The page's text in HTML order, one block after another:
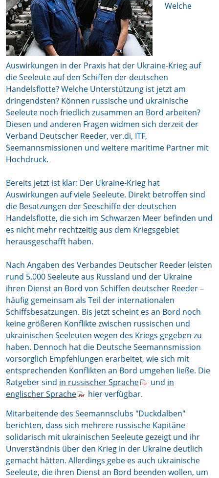
Welche
Auswirkungen in der Praxis hat der Ukraine-Krieg auf
die Seeleute auf den Schiffen der deutschen
Handelsflotte? Welche Unterstützung ist jetzt am
dringendsten? Können russische und ukrainische
Seeleute noch friedlich zusammen an Bord arbeiten?
Diesen und anderen Fragen widmen sich derzeit der
Verband Deutscher Reeder, ver.di, ITF,
Seemannsmissionen und weitere maritime Partner mit
Hochdruck.
Bereits jetzt ist klar: Der Ukraine-Krieg hat
Auswirkungen auf viele Seeleute. Direkt betroffen sind
die Besatzungen der Seeschiffe der deutschen
Handelsflotte, die sich im Schwarzen Meer befinden und
es nicht mehr rechtzeitig aus dem Kriegsgebiet
herausgeschafft haben.
Nach Angaben des Verbandes Deutscher Reeder leisten
rund 5.000 Seeleute aus Russland und der Ukraine
ihren Dienst an Bord von Schiffen deutscher Reeder –
häufig gemeinsam als Teil der internationalen
Schiffsbesatzungen. Bis jetzt scheint es an Bord noch
keine größeren Konflikte zwischen russischen und
ukrainischen Seeleuten wegen des Kriegs gegeben zu
haben. Dennoch hat die Deutsche Seemannsmission
vorsorglich Empfehlungen erarbeitet, wie sich mit
entsprechenden Konflikten an Bord umgehen ließe. Die
Ratgeber sind in russischer Sprache und in
englischer Sprache
hier verfügbar.
Mitarbeitende des Seemannsclubs "Duckdalben"
berichten, dass sich mehrere russische Kapitäne
solidarisch mit ukrainischen Seeleute gezeigt und ihr
Unverständnis über den Krieg in der Ukraine deutlich
gemacht hätten. Allerdings gebe es auch ukrainische
Seeleute, die ihren Dienst an Bord beenden wollen, um